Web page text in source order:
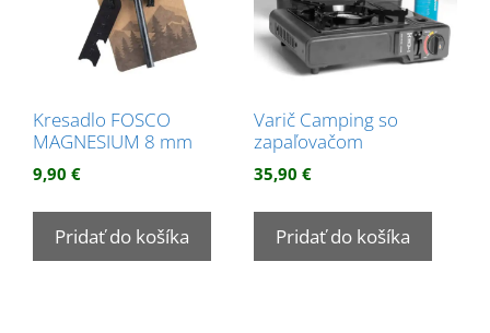
Kresadlo FOSCO
MAGNESIUM 8 mm
9,90 €
Pridať do košíka
Varič Camping so
zapaľovačom
35,90 €
Pridať do košíka